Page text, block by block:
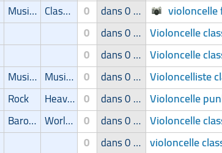
Musique de film Classic 0 dans 0 groupe violoncelle
0 dans 0 groupe Violoncelle
0 dans 0 groupe Violoncelle
Musique de film Musique spirituelle 0 dans 0 groupe Violoncelliste
Rock Heavy-Metal 0 dans 0 groupe Violoncelle
Baroque World Music 0 dans 0 groupe Violoncelle
0 dans 0 groupe violoncelle